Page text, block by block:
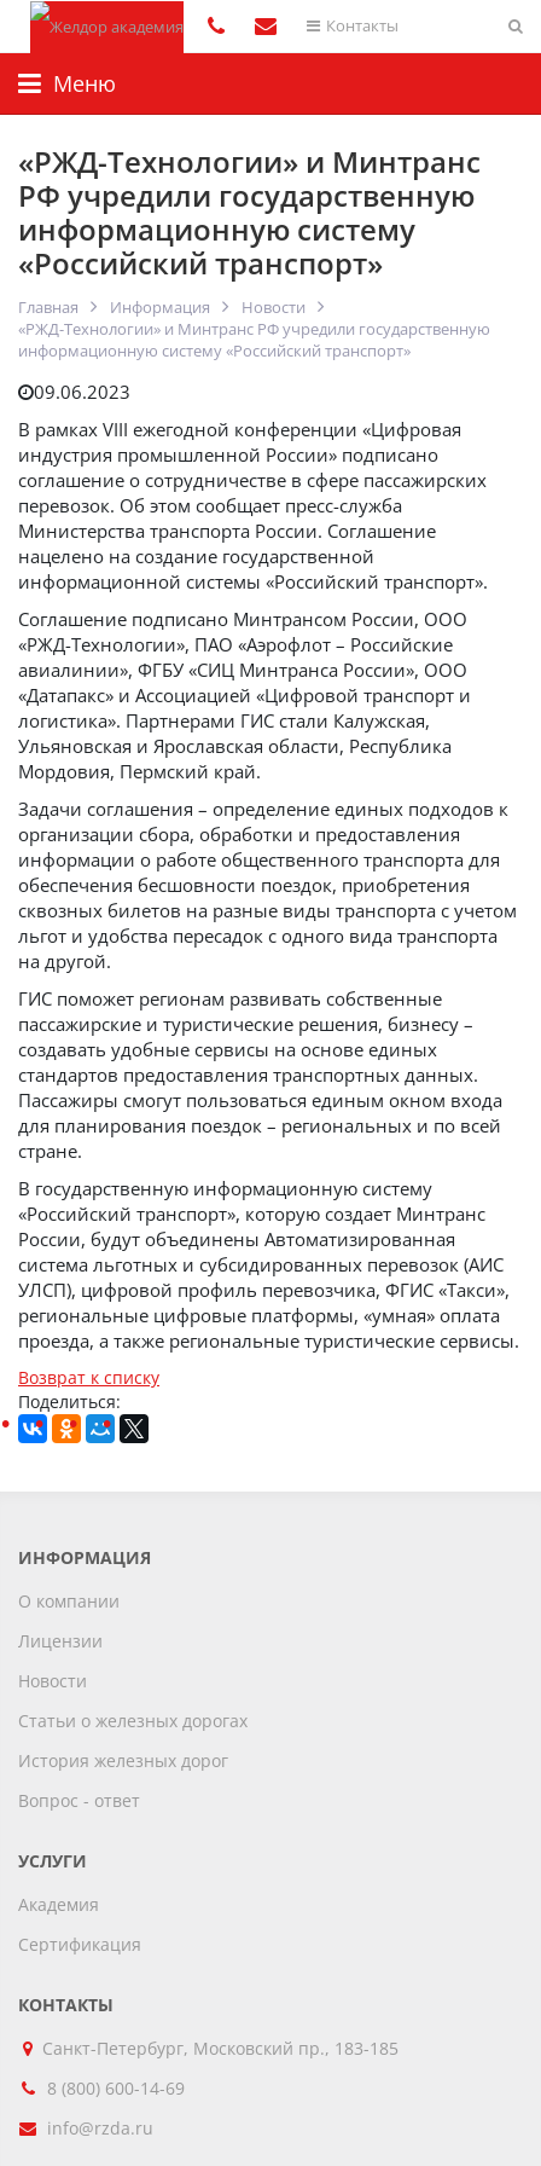
Контакты
Меню
«РЖД-Технологии» и Минтранс
РФ учредили государственную
информационную систему
«Российский транспорт»
Главная Информация
Новости
«РЖД-Технологии» и Минтранс РФ учредили государственную
информационную систему «Российский транспорт»
09.06.2023
В рамках VIII ежегодной конференции «Цифровая
индустрия промышленной России» подписано
соглашение о сотрудничестве в сфере пассажирских
перевозок. Об этом сообщает пресс-служба
Министерства транспорта России. Соглашение
нацелено на создание государственной
информационной системы «Российский транспорт».
Соглашение подписано Минтрансом России, ООО
«РЖД-Технологии», ПАО «Аэрофлот – Российские
авиалинии», ФГБУ «СИЦ Минтранса России», ООО
«Датапакс» и Ассоциацией «Цифровой транспорт и
логистика». Партнерами ГИС стали Калужская,
Ульяновская и Ярославская области, Республика
Мордовия, Пермский край.
Задачи соглашения – определение единых подходов к
организации сбора, обработки и предоставления
информации о работе общественного транспорта для
обеспечения бесшовности поездок, приобретения
сквозных билетов на разные виды транспорта с учетом
льгот и удобства пересадок с одного вида транспорта
на другой.
ГИС поможет регионам развивать собственные
пассажирские и туристические решения, бизнесу –
создавать удобные сервисы на основе единых
стандартов предоставления транспортных данных.
Пассажиры смогут пользоваться единым окном входа
для планирования поездок ­– региональных и по всей
стране.
В государственную информационную систему
«Российский транспорт», которую создает Минтранс
России, будут объединены Автоматизированная
система льготных и субсидированных перевозок (АИС
УЛСП), цифровой профиль перевозчика, ФГИС «Такси»,
региональные цифровые платформы, «умная» оплата
проезда, а также региональные туристические сервисы.
Возврат к списку
Поделиться:
ИНФОРМАЦИЯ
О компании
Лицензии
Новости
Статьи о железных дорогах
История железных дорог
Вопрос - ответ
УСЛУГИ
Академия
Сертификация
КОНТАКТЫ
Санкт-Петербург, Московский пр., 183-185
8 (800) 600-14-69
info@rzda.ru